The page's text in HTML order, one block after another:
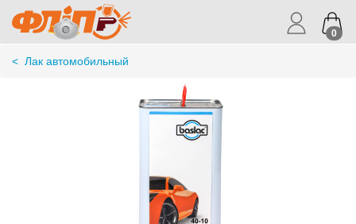
0
< Лак автомобильный